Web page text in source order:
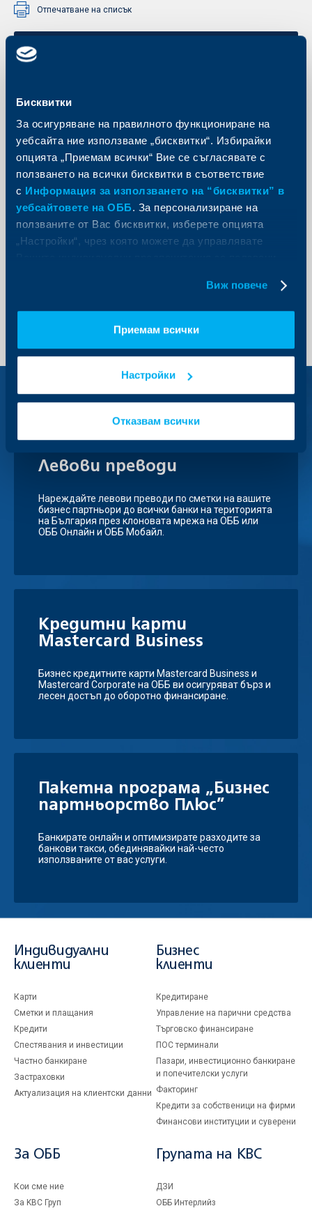
Бисквитки
За осигуряване на правилното функциониране на
уебсайта ние използваме „бисквитки“. Избирайки
опцията „Приемам всички“ Вие се съгласявате с
ползването на всички бисквитки в съответствие
с Информация за използването на “бисквитки” в
уебсайтовете на ОББ. За персонализиране на
ползваните от Вас бисквитки, изберете опцията
„Настройки“, чрез която можете да управлявате
Виж повече
Приемам всички
Настройки
Отказвам всички
Отпечатване на списък
ПРЕДОСТАВЯНЕ НА УСЛУГИ ПО ПРИЕМАНЕ НА ПЛАЩАНИЯ С
КАРТИ
Изпратете запитване
Вижте също
Левови преводи
Нареждайте левови преводи по сметки на вашите
бизнес партньори до всички банки на територията
на България през клоновата мрежа на ОББ или
ОББ Онлайн и ОББ Мобайл.
Kредитни карти
Mastercard Business
Бизнес кредитните карти Mastercard Business и
Mastercard Corporate на ОББ ви осигуряват бърз и
лесен достъп до оборотно финансиране.
Пакетна програма „Бизнес
партньорство Плюс”
Банкирате онлайн и оптимизирате разходите за
банкови такси, обединявайки най-често
използваните от вас услуги.
Индивидуални
клиенти
Карти
Сметки и плащания
Кредити
Спестявания и инвестиции
Частно банкиране
Застраховки
Актуализация на клиентски данни
Бизнес
клиенти
Кредитиране
Управление на парични средства
Търговско финансиране
ПОС терминали
Пазари, инвестиционно банкиране
и попечителски услуги
Факторинг
Кредити за собственици на фирми
Финансови институции и суверени
За ОББ
Кои сме ние
За KBC Груп
Групата на KBC
ДЗИ
ОББ Интерлийз